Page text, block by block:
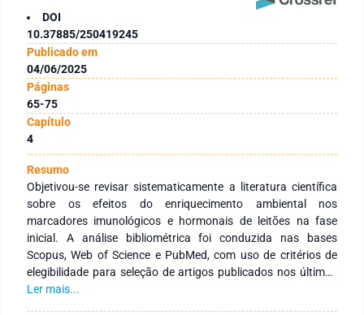
DOI
10.37885/250419245
Publicado em
04/06/2025
Páginas
65-75
Capítulo
4
Resumo
Objetivou-se revisar sistematicamente a literatura científica
sobre os efeitos do enriquecimento ambiental nos
marcadores imunológicos e hormonais de leitões na fase
inicial. A análise bibliométrica foi conduzida nas bases
Scopus, Web of Science e PubMed, com uso de critérios de
elegibilidade para seleção de artigos publicados nos últimos
dez anos. Foram selecionados 14 artigos que atenderam a
Ler mais...